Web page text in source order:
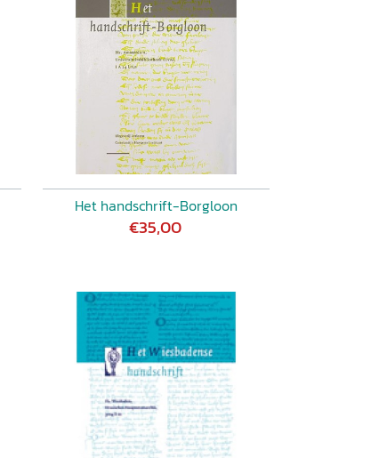
Het handschrift-Borgloon
€35,00